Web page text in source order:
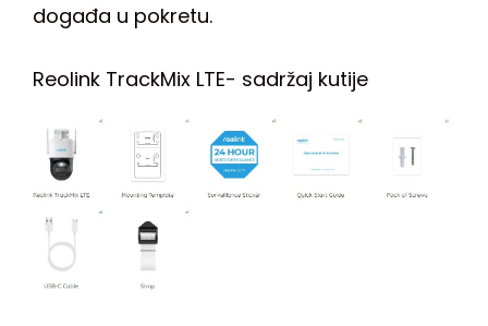
događa u pokretu.
Reolink TrackMix LTE- sadržaj kutije